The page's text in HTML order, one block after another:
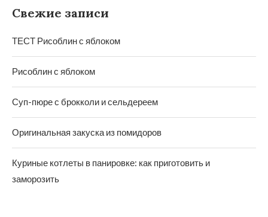
Свежие записи
ТЕСТ Рисоблин с яблоком
Рисоблин с яблоком
Суп-пюре с брокколи и сельдереем
Оригинальная закуска из помидоров
Куриные котлеты в панировке: как приготовить и
заморозить